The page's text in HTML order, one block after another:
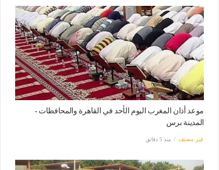
موعد أذان المغرب اليوم الأحد في القاهرة والمحافظات -
المدينة برس
غير مصنف منذ 5 دقائق